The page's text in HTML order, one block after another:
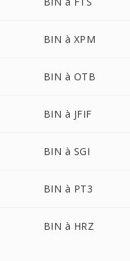
BIN à XPM
BIN à OTB
BIN à JFIF
BIN à SGI
BIN à PT3
BIN à HRZ